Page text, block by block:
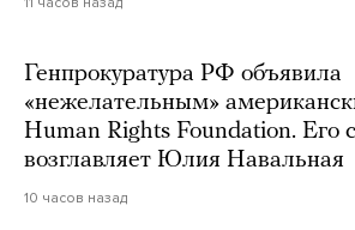
Генпрокуратура РФ объявила
«нежелательным»
Human Rights Foundation. Его
возглавляет Юлия Навальная
10 часов назад